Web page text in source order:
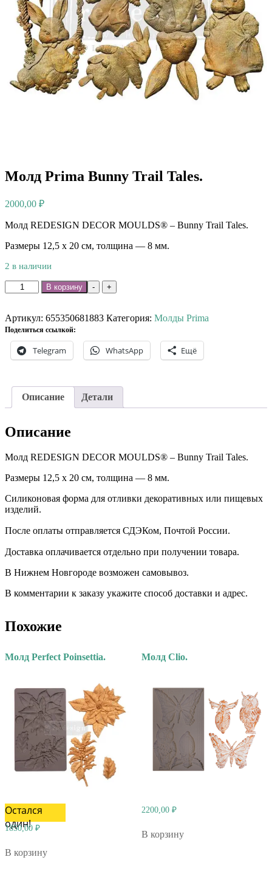
Молд Prima Bunny Trail Tales.
2000,00 ₽
Молд REDESIGN DECOR MOULDS® – Bunny Trail Tales.
Размеры 12,5 х 20 см, толщина — 8 мм.
2 в наличии
-
Количество
товара
Prima
Bunny
Trail
Tales.
+
В корзину
Артикул: 655350681883 Категория: Молды Prima
Поделиться ссылкой:
Telegram WhatsApp Ещё
Описание Детали
Описание
Молд REDESIGN DECOR MOULDS® – Bunny Trail Tales.
Размеры 12,5 х 20 см, толщина — 8 мм.
Силиконовая форма для отливки декоративных или пищевых
изделий.
После оплаты отправляется СДЭКом, Почтой России. ⠀
Доставка оплачивается отдельно при получении товара. ⠀
В Нижнем Новгороде возможен самовывоз.
В комментарии к заказу укажите способ доставки и адрес.
Похожие
Молд Perfect Poinsettia.
Остался
один!
1850,00 ₽
В корзину
Молд Clio.
2200,00 ₽
В корзину